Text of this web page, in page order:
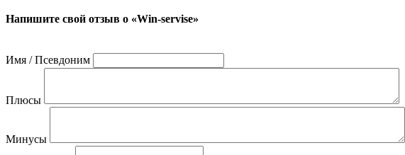
Напишите свой отзыв о «Win-servise»
Имя / Псевдоним
Плюсы
Минусы